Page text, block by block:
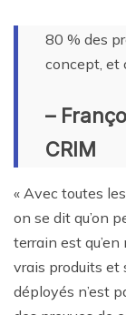
80 % des
concept, et
–
CRIM
« Avec toutes
on se dit qu’on
terrain est
vrais produits et
déployés n’est